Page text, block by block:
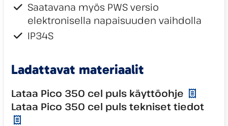
Saatavana myös PWS versio
elektronisella napaisuuden vaihdolla
IP34S
Ladattavat materiaalit
Lataa Pico 350 cel puls käyttöohje
Lataa Pico 350 cel puls tekniset tiedot